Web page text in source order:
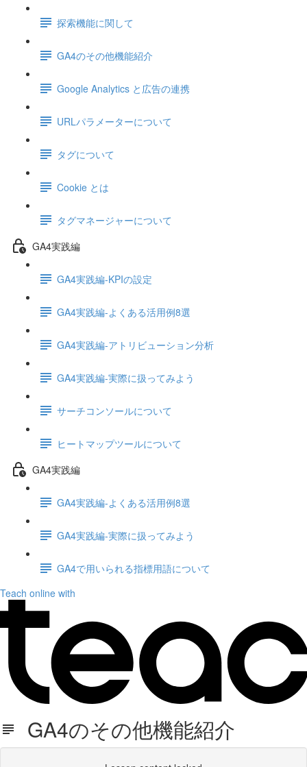
探索機能に関して
GA4のその他機能紹介
Google Analytics と広告の連携
URLパラメーターについて
タグについて
Cookie とは
タグマネージャーについて
GA4実践編
GA4実践編-KPIの設定
GA4実践編-よくある活用例8選
GA4実践編-アトリビューション分析
GA4実践編-実際に扱ってみよう
サーチコンソールについて
ヒートマップツールについて
GA4実践編
GA4実践編-よくある活用例8選
GA4実践編-実際に扱ってみよう
GA4で用いられる指標用語について
Teach online with
GA4のその他機能紹介